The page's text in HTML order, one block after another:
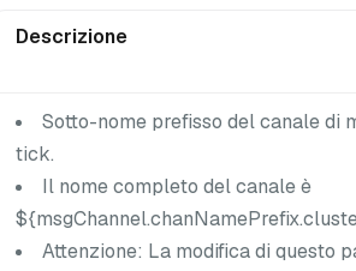
Descrizione
Sotto-nome prefisso del canale di
tick.
Il nome completo del canale è
Attenzione: La modifica di questo